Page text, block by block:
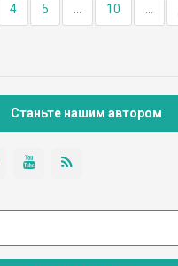
4 5 10
Станьте нашим автором